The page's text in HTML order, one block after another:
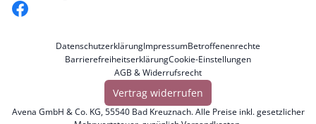
DatenschutzerklärungImpressumBetroffenenrechte
BarrierefreiheitserklärungCookie-Einstellungen
AGB & Widerrufsrecht
Vertrag widerrufen
Avena GmbH & Co. KG, 55540 Bad Kreuznach. Alle Preise inkl. gesetzlicher